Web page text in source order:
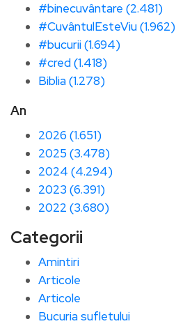
#binecuvântare (2.481)
#CuvântulEsteViu (1.962)
#bucurii (1.694)
#cred (1.418)
Biblia (1.278)
An
2026 (1.651)
2025 (3.478)
2024 (4.294)
2023 (6.391)
2022 (3.680)
Categorii
Amintiri
Articole
Articole
Bucuria sufletului